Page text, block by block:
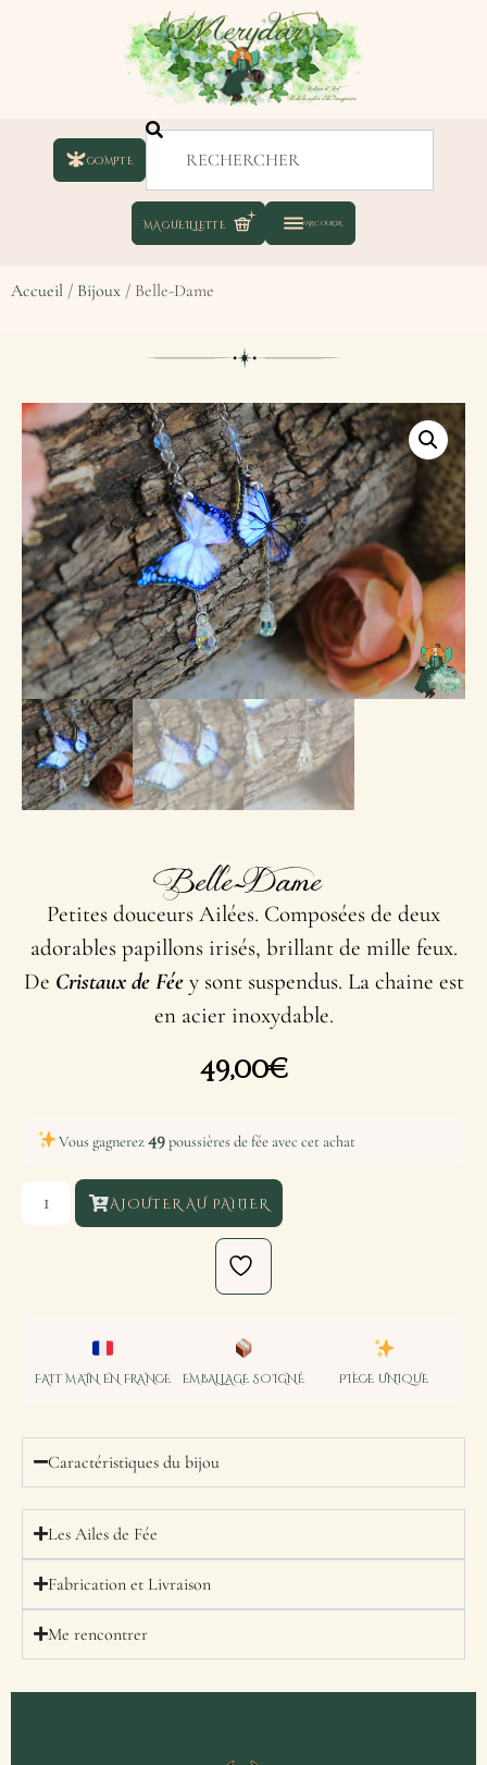
COMPTE
Accueil / Bijoux / Belle-Dame
Belle-Dame
Petites douceurs Ailées. Composées de deux
adorables papillons irisés, brillant de mille feux.
De Cristaux de Féey sont suspendus. La chaine est
en acier inoxydable.
49,00€
Vous gagnerez49poussières de fée avec cet achat
AJOUTER AU PANIER
FAIT MAIN EN FRANCE EMBALLAGE SOIGNÉ PIÈCE UNIQUE
Caractéristiques du bijou
Les Ailes de Fée
Fabrication et Livraison
Me rencontrer